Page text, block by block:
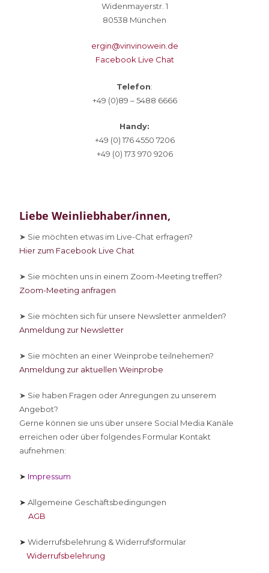
Widenmayerstr. 1
80538 München
ergin@vinvinowein.de
Facebook Live Chat
Telefon:
+49 (0)89 – 5488 6666
Handy:
+49 (0) 176 4550 7206
+49 (0) 173 970 9206
Liebe Weinliebhaber/innen,
➤ Sie möchten etwas im Live-Chat erfragen?
Hier zum Facebook Live Chat
➤ Sie möchten uns in einem Zoom-Meeting treffen?
Zoom-Meeting anfragen
➤ Sie möchten sich für unsere Newsletter anmelden?
Anmeldung zur Newsletter
➤ Sie möchten an einer Weinprobe teilnehemen?
Anmeldung zur aktuellen Weinprobe
➤ Sie haben Fragen oder Anregungen zu unserem
Angebot?
Gerne können sie uns über unsere Social Media Kanäle
erreichen oder über folgendes Formular Kontakt
aufnehmen:
➤ Impressum
➤ Allgemeine Geschäftsbedingungen
AGB
➤Widerrufsbelehrung & Widerrufsformular
Widerrufsbelehrung